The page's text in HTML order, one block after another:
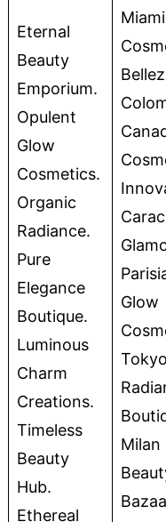
Eternal
Beauty
Emporium.
Opulent
Glow
Cosmetics.
Organic
Radiance.
Pure
Elegance
Boutique.
Luminous
Charm
Creations.
Timeless
Beauty
Hub.
Ethereal
Glow
Milan